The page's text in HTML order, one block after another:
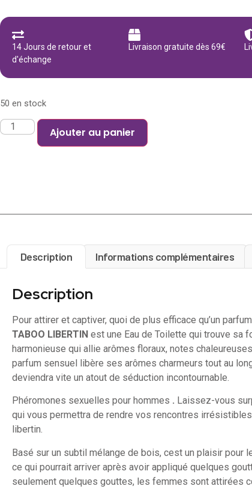
14 Jours de retour et
d'échange
Livraison gratuite dès 69€
50 en stock
Ajouter au panier
Description Informations complémentaires
Description
Pour attirer et captiver, quoi de plus efficace qu’un
TABOO LIBERTIN est une Eau de Toilette qui trouve sa
harmonieuse qui allie arômes floraux, notes
parfum sensuel libère ses arômes charmeurs tout au
deviendra vite un atout de séduction incontournable.
Phéromones sexuelles pour hommes . Laissez-vous
qui vous permettra de rendre vos rencontres
libertin.
Basé sur un subtil mélange de bois, cest un plaisir pour
ce qui pourrait arriver après avoir appliqué quelques
seulement quelques gouttes, les femmes sont attirées